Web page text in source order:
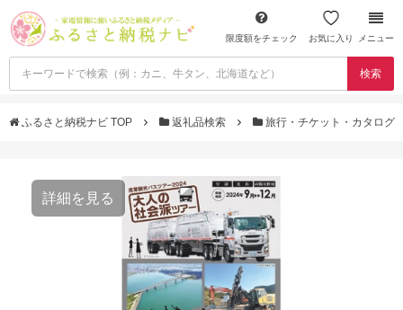
限度額をチェック お気に入り メニュー
検索
ふるさと納税ナビ TOP 返礼品検索 旅行・チケット・カタログ
詳細を見る